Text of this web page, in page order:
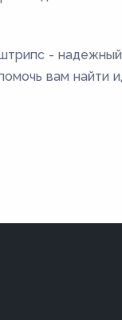
- надежный
вам найти